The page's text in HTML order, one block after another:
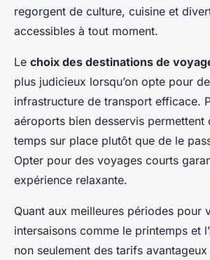
regorgent de culture, cuisine et
accessibles à tout moment.
Le choix des destinations de
plus judicieux lorsqu’on opte pour
infrastructure de transport efficace.
aéroports bien desservis permettent
temps sur place plutôt que de le
Opter pour des voyages courts
expérience relaxante.
Quant aux meilleures périodes pour
intersaisons comme le printemps et
non seulement des tarifs